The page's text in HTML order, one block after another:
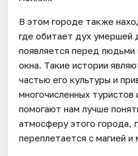
В этом городе также
где обитает дух умершей
появляется перед людьми
окна. Такие истории
частью его культуры и
многочисленных
помогают нам лучше
атмосферу этого города,
переплетается с магией и